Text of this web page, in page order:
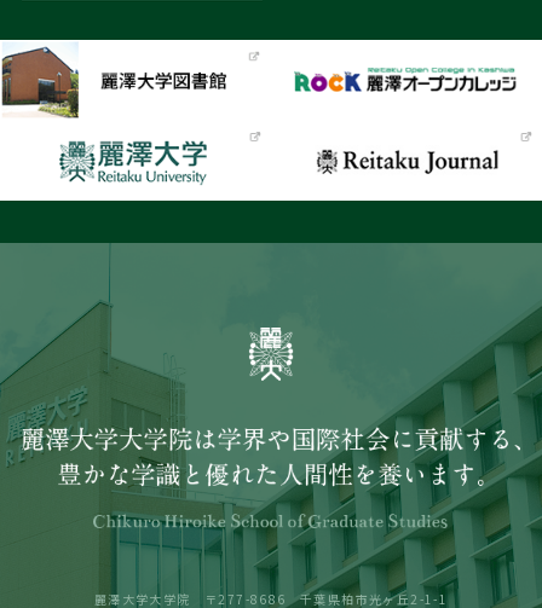
麗澤大学大学院 〒277-8686 千葉県柏市光ヶ丘2-1-1